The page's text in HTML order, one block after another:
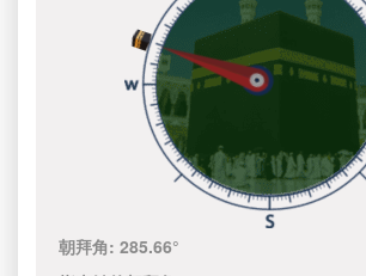
朝拜角:285.66°